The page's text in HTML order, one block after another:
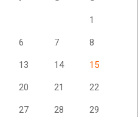
1
6 7 8
13 14 15
20 21 22
27 28 29